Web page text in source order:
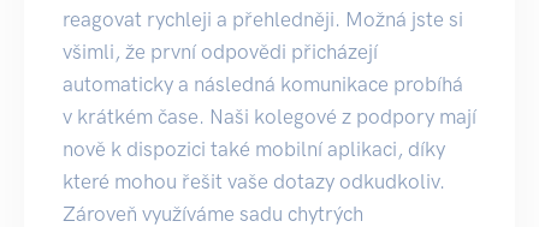
reagovat rychleji a přehledněji. Možná jste si
všimli, že první odpovědi přicházejí
automaticky a následná komunikace probíhá
v krátkém čase. Naši kolegové z podpory mají
nově k dispozici také mobilní aplikaci, díky
které mohou řešit vaše dotazy odkudkoliv.
Zároveň využíváme sadu chytrých